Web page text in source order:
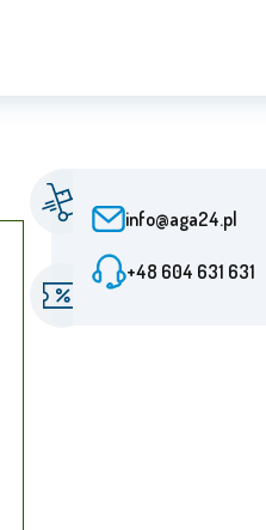
Od zamówienia 24 h
Oferty specjalne
info@aga24.pl
+48 604 631 631